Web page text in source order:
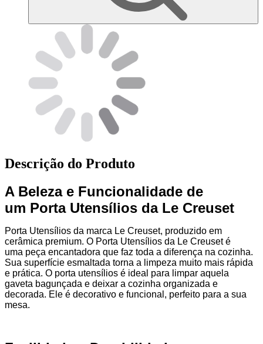
Descrição do Produto
A Beleza e Funcionalidade de
um Porta Utensílios da Le Creuset
Porta Utensílios da marca Le Creuset, produzido em
cerâmica premium. O Porta Utensílios da Le Creuset é
uma peça encantadora que faz toda a diferença na cozinha.
Sua superfície esmaltada torna a limpeza muito mais rápida
e prática. O porta utensílios é ideal para limpar aquela
gaveta bagunçada e deixar a cozinha organizada e
decorada. Ele é decorativo e funcional, perfeito para a sua
mesa.